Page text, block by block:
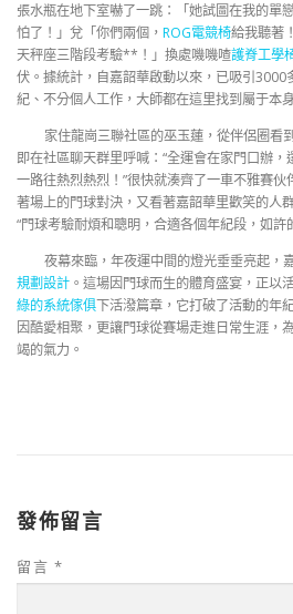
張水瓶在地下室嚇了一跳：「她試圖在我的單
怕了！」兌「你們兩個， ROG電競椅給我聽著
天秤座三階段考驗**！」換處嘰嘰喳護脊工學
伏。據統計，自嘉韶華啟動以來，已吸引
紀、不分個人工作，大師都在這里找到屬于本
家住龍崗三聯社區的巫玉蓮，從伴侶圈看
即在社區聊天群里呼喊：“全運會在家門口辦，
一路往熱烈熱烈！”很快就湊齊了一車不雅賽
著場上的門球對決，又看著嘉韶華里歡笑的人
“門球考驗耐煩和聰明，合適各個年紀段，如許
夜幕來臨，年夜運中間的燈光垂垂亮起，
規劃設計 。這場因門球而生的體育盛宴，正以
綠的系統傢俱下活潑篇章，它打破了活動的年
因酷愛相聚，更讓門球從賽場走進日常生涯，
竭的氣力。
發佈留言
留言 *